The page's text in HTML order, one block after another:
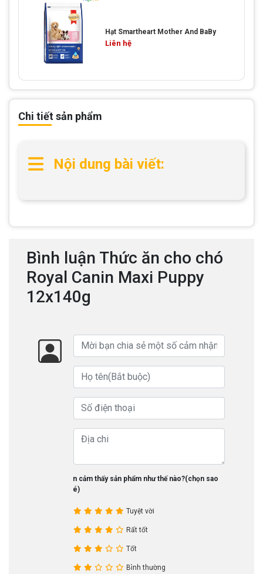
Chi tiết sản phẩm
Nội dung bài viết:
Bình luận Thức ăn cho chó
Royal Canin Maxi Puppy
12x140g
Bạn cảm thấy sản phẩm như thế nào?(chọn sao
nhé)
Tuyệt vời
Rất tốt
Tốt
Bình thường
Hạt Smartheart Mother And BaBy
Liên hệ